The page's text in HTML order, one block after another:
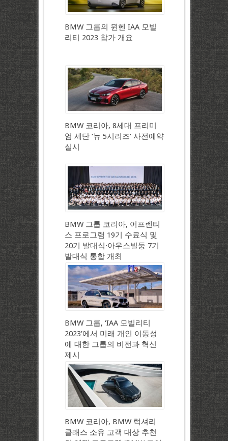
BMW 그룹의 뮌헨 IAA 모빌
리티 2023 참가 개요
BMW 코리아, 8세대 프리미
엄 세단 ‘뉴 5시리즈’ 사전예약
실시
BMW 그룹 코리아, 어프렌티
스 프로그램 19기 수료식 및
20기 발대식·아우스빌둥 7기
발대식 통합 개최
BMW 그룹, ‘IAA 모빌리티
2023’에서 미래 개인 이동성
에 대한 그룹의 비전과 혁신
제시
BMW 코리아, BMW 럭셔리
클래스 소유 고객 대상 추천